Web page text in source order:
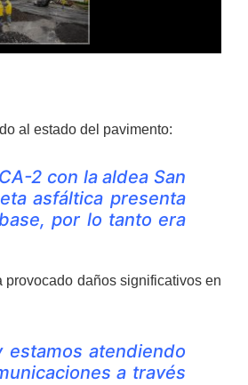
al estado del pavimento:
2 con la aldea San
asfáltica presenta
por lo tanto era
daños significativos en
estamos atendiendo
a través